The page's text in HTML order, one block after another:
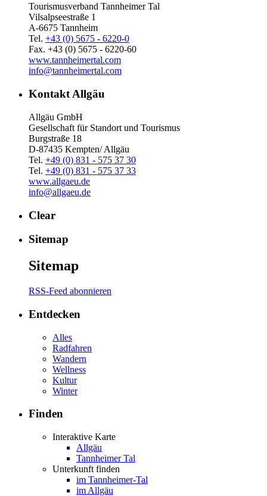
Tourismusverband Tannheimer Tal
Vilsalpseestraße 1
A-6675 Tannheim
Tel. +43 (0) 5675 - 6220-0
Fax. +43 (0) 5675 - 6220-60
www.tannheimertal.com
info@tannheimertal.com
Kontakt Allgäu
Allgäu GmbH
Gesellschaft für Standort und Tourismus
Burgstraße 18
D-87435 Kempten/ Allgäu
Tel. +49 (0) 831 - 575 37 30
Tel. +49 (0) 831 - 575 37 33
www.allgaeu.de
info@allgaeu.de
Clear
Sitemap
Sitemap
RSS-Feed abonnieren
Entdecken
Alles
Radfahren
Wandern
Wellness
Kultur
Winter
Finden
Interaktive Karte
Allgäu
Tannheimer Tal
Unterkunft finden
im Tannheimer-Tal
im Allgäu